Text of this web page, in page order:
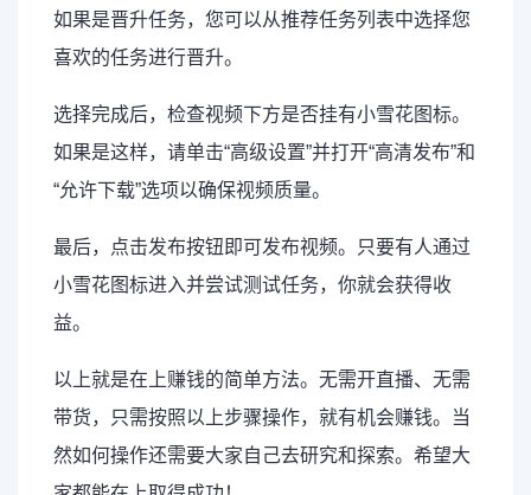
如果是晋升任务，您可以从推荐任务列表中选择您
喜欢的任务进行晋升。
选择完成后，检查视频下方是否挂有小雪花图标。
如果是这样，请单击“高级设置”并打开“高清发布”和
“允许下载”选项以确保视频质量。
最后，点击发布按钮即可发布视频。只要有人通过
小雪花图标进入并尝试测试任务，你就会获得收
益。
以上就是在上赚钱的简单方法。无需开直播、无需
带货，只需按照以上步骤操作，就有机会赚钱。当
然如何操作还需要大家自己去研究和探索。希望大